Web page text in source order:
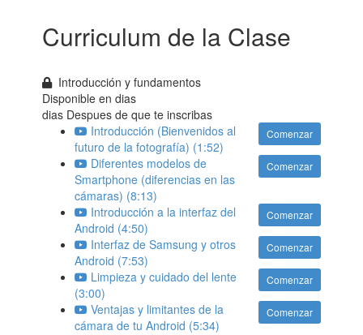
Curriculum de la Clase
Introducción y fundamentos
Disponible endias
dias Despues de que te inscribas
Comenzar
Introducción (Bienvenidos al
futuro de la fotografía) (1:52)
Comenzar
Diferentes modelos de
Smartphone (diferencias en las
cámaras) (8:13)
Comenzar
Introducción a la interfaz del
Android (4:50)
Comenzar
Interfaz de Samsung y otros
Android (7:53)
Comenzar
Limpieza y cuidado del lente
(3:00)
Comenzar
Ventajas y limitantes de la
cámara de tu Android (5:34)